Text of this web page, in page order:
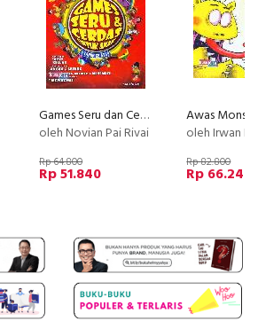
Games Seru dan Cerdas Untuk Anak Seri 2 (full color)
oleh Novian Pai Rivai
Rp 64.800
Rp 51.840
Awas
oleh Irwan
Rp 82.800
Rp 66.240